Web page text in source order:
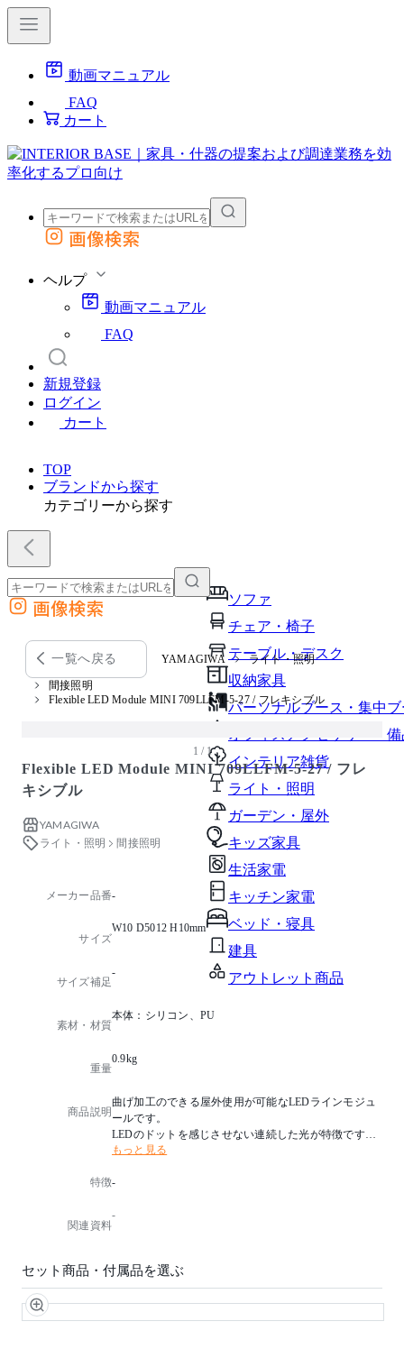
動画マニュアル
FAQ
カート
外部サイトの商品をカートに追加
画像検索
ヘルプ
動画マニュアル
FAQ
新規登録
ログイン
カート
TOP
ブランドから探す
カテゴリーから探す
ソファ
チェア・椅子
テーブル・デスク
収納家具
パーソナルブース・集中
オフィスアクセサリー・備
インテリア雑貨
ライト・照明
ガーデン・屋外
キッズ家具
生活家電
キッチン家電
ベッド・寝具
建具
アウトレット商品
外部サイトの商品をカートに追加
他のサイトで見つけた商品ページのURLを貼り付けて、カートに追加できます
画像検索
一覧へ戻る YAMAGIWA ライト・照明
間接照明
Flexible LED Module MINI 709LLFM-5-27 / フレキシブル
1 / 1
Flexible LED Module MINI 709LLFM-5-27 / フレ
キシブル
YAMAGIWA
ライト・照明
間接照明
メーカー品番-
サイズ
W10 D5012 H10mm
サイズ補足
-
素材・材質
本体：シリコン、PU
重量
0.9kg
商品説明
曲げ加工のできる屋外使用が可能なLEDラインモジュ
ールです。
LEDのドットを感じさせない連続した光が特徴です。
MINIは断面の上面と両側面の3面が発光し、縦方向に
光源タイプ：LED 電球色タイプ
【特記事項】
もっと見る
特徴-
関連資料
-
セット商品・付属品を選ぶ